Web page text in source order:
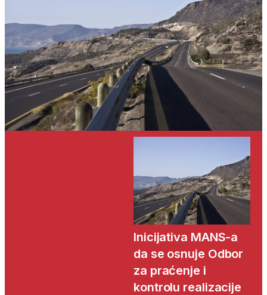
Inicijativa MANS-a
da se osnuje Odbor
za praćenje i
kontrolu realizacije